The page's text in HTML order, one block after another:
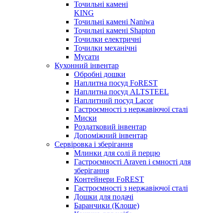
Точильні камені
KING
Точильні камені Naniwa
Точильні камені Shapton
Точилки електричні
Точилки механічні
Мусати
Кухонний інвентар
Обробні дошки
Наплитна посуд FoREST
Наплитна посуд ALTSTEEL
Наплитний посуд Lacor
Гастроємності з нержавіючої сталі
Миски
Роздатковий інвентар
Допоміжний інвентар
Сервіровка і зберігання
Млинки для солі й перцю
Гастроємності Araven і ємності для
зберігання
Контейнери FoREST
Гастроємності з нержавіючої сталі
Дошки для подачі
Баранчики (Клоше)